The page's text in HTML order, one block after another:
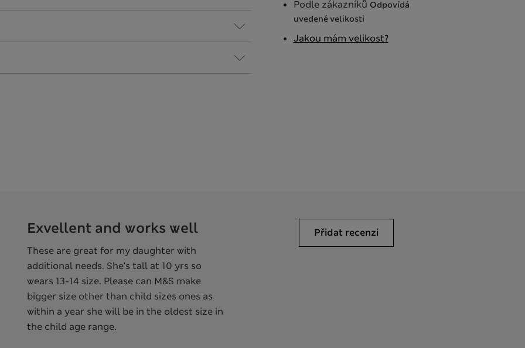
Podle zákazníků Odpovídá
uvedené velikosti
Jakou mám velikost?
Exvellent and works well
These are great for my daughter with
additional needs. She's tall at 10 yrs so
wears 13-14 size. Please can M&S make
bigger size other than child sizes ones as
within a year she will be in the oldest size in
the child age range.
Přidat recenzi